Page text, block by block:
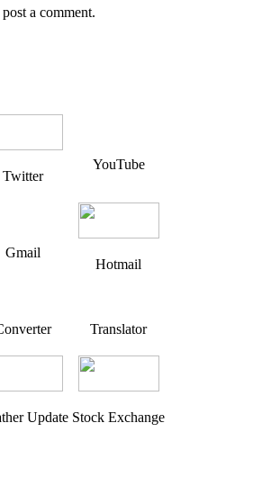
a comment.
Twitter
YouTube
Gmail
Hotmail
Translator
Update Stock Exchange